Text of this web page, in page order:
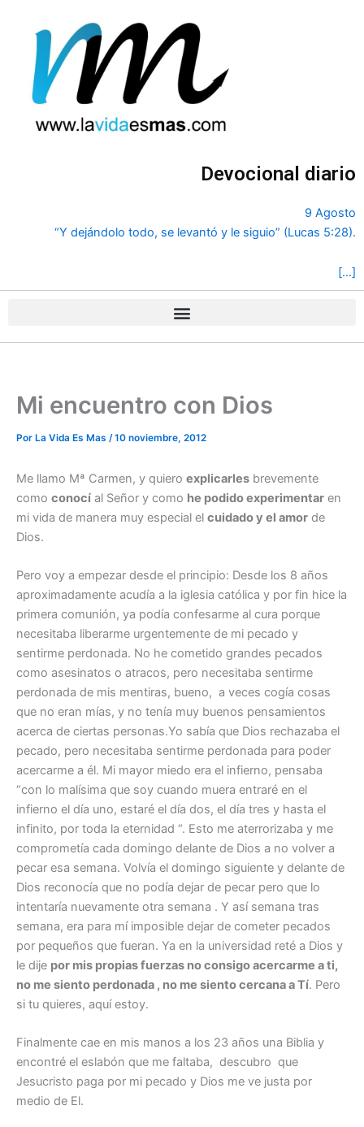
contenido
Devocional diario
9 Agosto
“Y dejándolo todo, se levantó y le siguio” (Lucas 5:28).
[…]
Mi encuentro con Dios
Por La Vida Es Mas /10 noviembre, 2012
Me llamo Mª Carmen, y quiero explicarles brevemente
como conocí al Señor y como he podido experimentar en
mi vida de manera muy especial el cuidado y el amor de
Dios.
Pero voy a empezar desde el principio: Desde los 8 años
aproximadamente acudía a la iglesia católica y por fin hice la
primera comunión, ya podía confesarme al cura porque
necesitaba liberarme urgentemente de mi pecado y
sentirme perdonada. No he cometido grandes pecados
como asesinatos o atracos, pero necesitaba sentirme
perdonada de mis mentiras, bueno, a veces cogía cosas
que no eran mías, y no tenía muy buenos pensamientos
acerca de ciertas personas.Yo sabía que Dios rechazaba el
pecado, pero necesitaba sentirme perdonada para poder
acercarme a él. Mi mayor miedo era el infierno, pensaba
“con lo malísima que soy cuando muera entraré en el
infierno el día uno, estaré el día dos, el día tres y hasta el
infinito, por toda la eternidad “. Esto me aterrorizaba y me
comprometía cada domingo delante de Dios a no volver a
pecar esa semana. Volvía el domingo siguiente y delante de
Dios reconocía que no podía dejar de pecar pero que lo
intentaría nuevamente otra semana . Y así semana tras
semana, era para mí imposible dejar de cometer pecados
por pequeños que fueran. Ya en la universidad reté a Dios y
le dije por mis propias fuerzas no consigo acercarme a ti,
no me siento perdonada , no me siento cercana a Tí. Pero
si tu quieres, aquí estoy.
Finalmente cae en mis manos a los 23 años una Biblia y
encontré el eslabón que me faltaba, descubro que
Jesucristo paga por mi pecado y Dios me ve justa por
medio de El.